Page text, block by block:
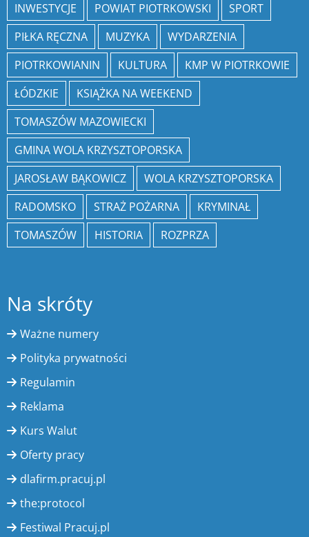
INWESTYCJE
POWIAT PIOTRKOWSKI
SPORT
PIŁKA RĘCZNA
MUZYKA
WYDARZENIA
PIOTRKOWIANIN
KULTURA
KMP W PIOTRKOWIE
ŁÓDZKIE
KSIĄŻKA NA WEEKEND
TOMASZÓW MAZOWIECKI
GMINA WOLA KRZYSZTOPORSKA
JAROSŁAW BĄKOWICZ
WOLA KRZYSZTOPORSKA
RADOMSKO
STRAŻ POŻARNA
KRYMINAŁ
TOMASZÓW
HISTORIA ROZPRZA
Na skróty
Ważne numery
Polityka prywatności
Regulamin
Reklama
Kurs Walut
Oferty pracy
dlafirm.pracuj.pl
the:protocol
Festiwal Pracuj.pl